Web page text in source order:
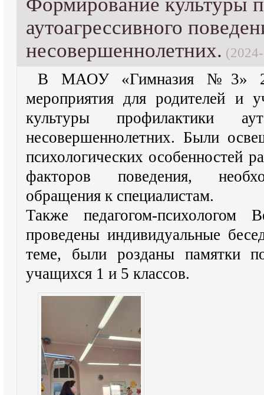
аутоагрессивного
несовершеннолетних.
В МАОУ «Гимназия №3»
мероприятия для родителей и
культуры профилактики
несовершеннолетних. Были
психологических особенностей
факторов поведения,
обращения к специалистам.
Также педагогом-психологом
проведены индивидуальные
теме, были розданы памятки
учащихся 1 и 5 классов.